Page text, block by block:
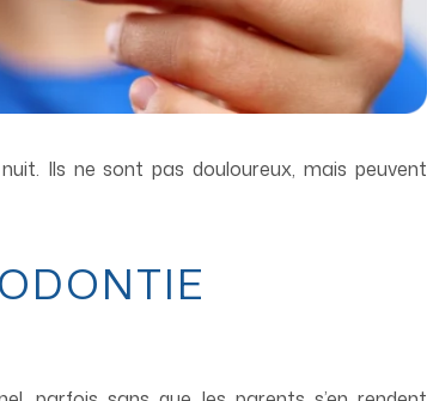
Ils ne sont pas douloureux, mais peuvent